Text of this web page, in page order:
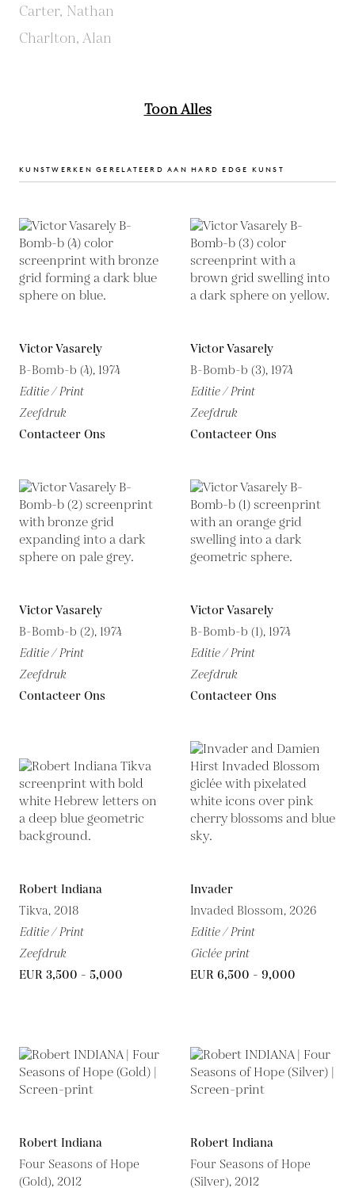
Carter, Nathan
Charlton, Alan
Toon Alles
KUNSTWERKEN GERELATEERD AAN HARD EDGE KUNST
Victor Vasarely
B-Bomb-b (4), 1974
Editie / Print
Zeefdruk
Contacteer Ons
Victor Vasarely
B-Bomb-b (3), 1974
Editie / Print
Zeefdruk
Contacteer Ons
Victor Vasarely
B-Bomb-b (2), 1974
Editie / Print
Zeefdruk
Contacteer Ons
Victor Vasarely
B-Bomb-b (1), 1974
Editie / Print
Zeefdruk
Contacteer Ons
Robert Indiana
Tikva, 2018
Editie / Print
Zeefdruk
EUR 3,500 - 5,000
Invader
Invaded Blossom, 2026
Editie / Print
Giclée print
EUR 6,500 - 9,000
Robert Indiana
Four Seasons of Hope
(Gold), 2012
Robert Indiana
Four Seasons of Hope
(Silver), 2012